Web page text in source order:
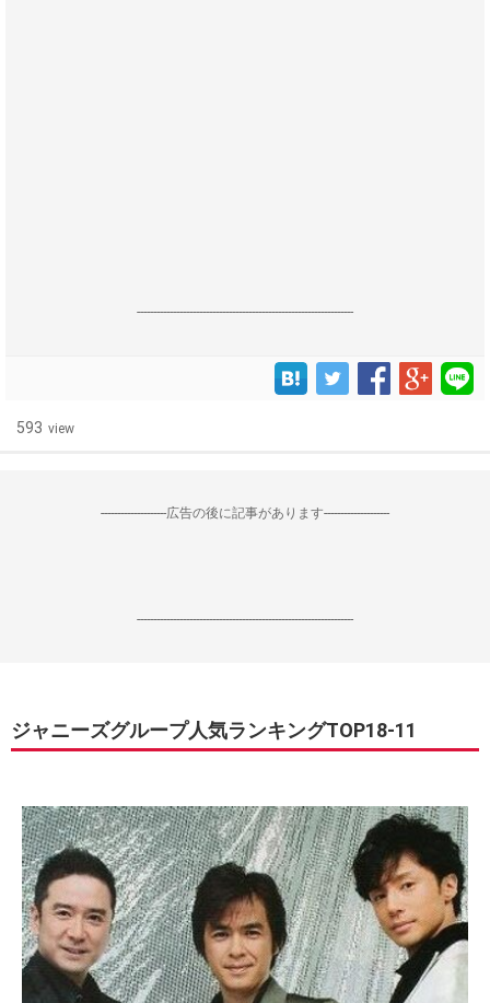
------------------------------------------------------------------
593 view
--------------------広告の後に記事があります--------------------
------------------------------------------------------------------
ジャニーズグループ人気ランキングTOP18-11